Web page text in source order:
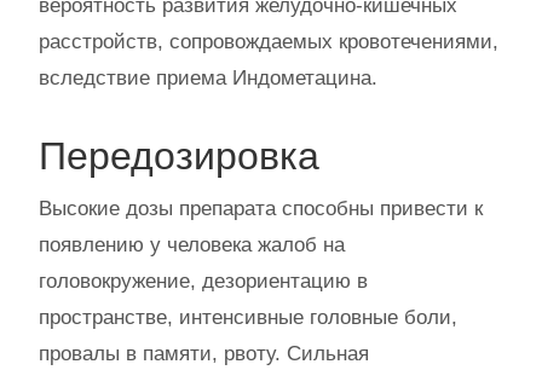
вероятность развития желудочно-кишечных
расстройств, сопровождаемых кровотечениями,
вследствие приема Индометацина.
Передозировка
Высокие дозы препарата способны привести к
появлению у человека жалоб на
головокружение, дезориентацию в
пространстве, интенсивные головные боли,
провалы в памяти, рвоту. Сильная